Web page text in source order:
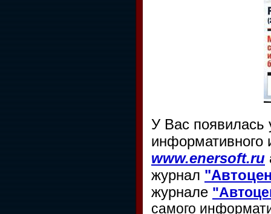
У Вас появилась
информативного
www.enersoft.ru
журнал
журнале
самого